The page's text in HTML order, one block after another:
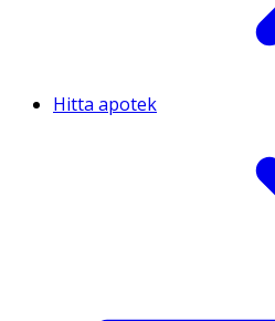
Hitta apotek